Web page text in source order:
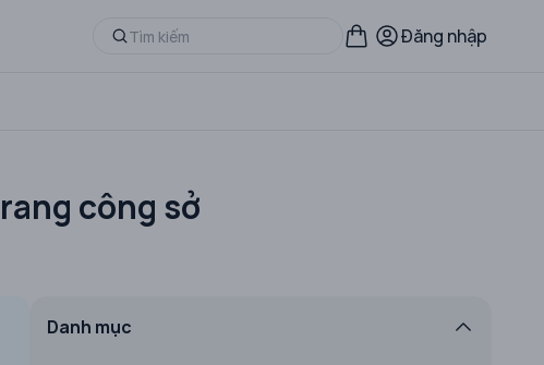
Đăng nhập
công sở
Danh mục